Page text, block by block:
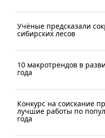
Учёные предсказали
сибирских лесов
10 макротрендов в
года
Конкурс на соискание
лучшие работы по
года